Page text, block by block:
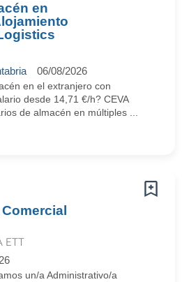
en
06/08/2026
en el extranjero con
desde 14,71 €/h? CEVA
de almacén en múltiples ...
un/a Administrativo/a